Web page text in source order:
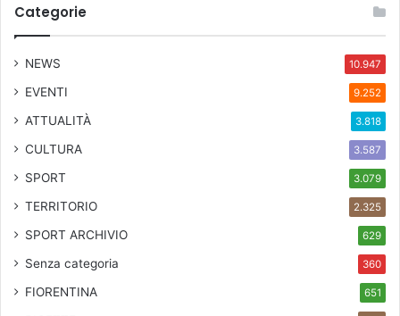
Categorie
NEWS 10.947
EVENTI 9.252
ATTUALITÀ 3.818
CULTURA 3.587
SPORT 3.079
TERRITORIO 2.325
SPORT ARCHIVIO 629
Senza categoria 360
FIORENTINA 651